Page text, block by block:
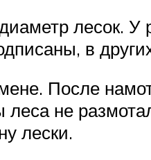
лесок.
в
После
не
лески.